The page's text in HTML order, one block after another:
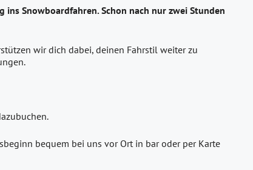
Snowboardfahren. Schon nach nur zwei Stunden
wir dich dabei, deinen Fahrstil weiter zu
bequem bei uns vor Ort in bar oder per Karte